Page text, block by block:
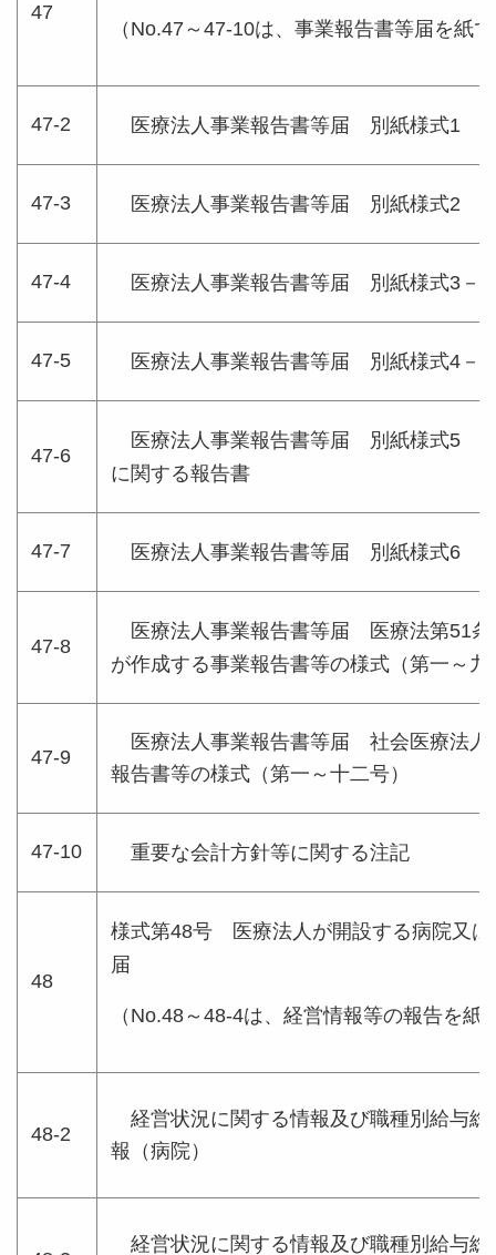
47
（No.47～47-10は、事業報告書等届を紙
47-2 医療法人事業報告書等届 別紙様式1
47-3 医療法人事業報告書等届 別紙様式2
47-4 医療法人事業報告書等届 別紙様式3－
47-5 医療法人事業報告書等届 別紙様式4－
47-6
医療法人事業報告書等届 別紙様式5 関
に関する報告書
47-7 医療法人事業報告書等届 別紙様式6
47-8
医療法人事業報告書等届 医療法第51条
が作成する事業報告書等の様式（第一～九
47-9
医療法人事業報告書等届 社会医療法人
報告書等の様式（第一～十二号）
47-10 重要な会計方針等に関する注記
48
様式第48号 医療法人が開設する病院又は
届
（No.48～48-4は、経営情報等の報告を紙
48-2
経営状況に関する情報及び職種別給与総
報（病院）
経営状況に関する情報及び職種別給与総